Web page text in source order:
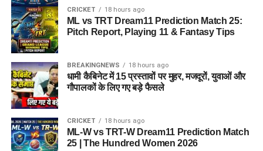
CRICKET 18 hours ago
ML vs TRT Dream11 Prediction Match 25:
Pitch Report, Playing 11 & Fantasy Tips
BREAKINGNEWS 18 hours ago
धामी कैबिनेट में 15 प्रस्तावों पर मुहर, मजदूरों, युवाओं और
गौपालकों के लिए गए बड़े फैसले
CRICKET 18 hours ago
ML-W vs TRT-W Dream11 Prediction Match
25 | The Hundred Women 2026